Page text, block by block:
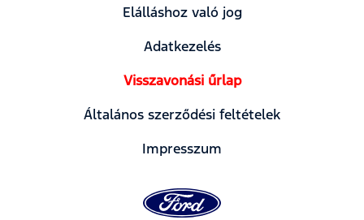
Elálláshoz való jog
Adatkezelés
Visszavonási űrlap
Általános szerződési feltételek
Impresszum